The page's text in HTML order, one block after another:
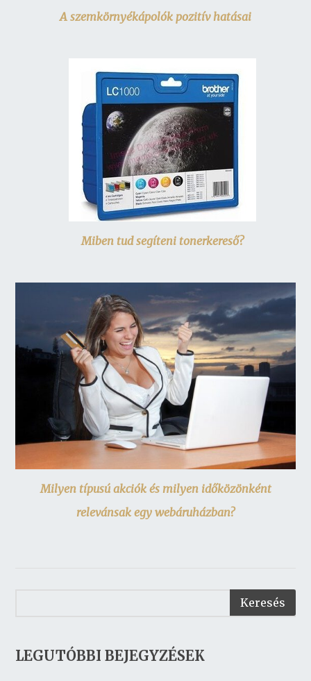
A szemkörnyékápolók pozitív hatásai
Miben tud segíteni tonerkereső?
Milyen típusú akciók és milyen időközönként
relevánsak egy webáruházban?
LEGUTÓBBI BEJEGYZÉSEK